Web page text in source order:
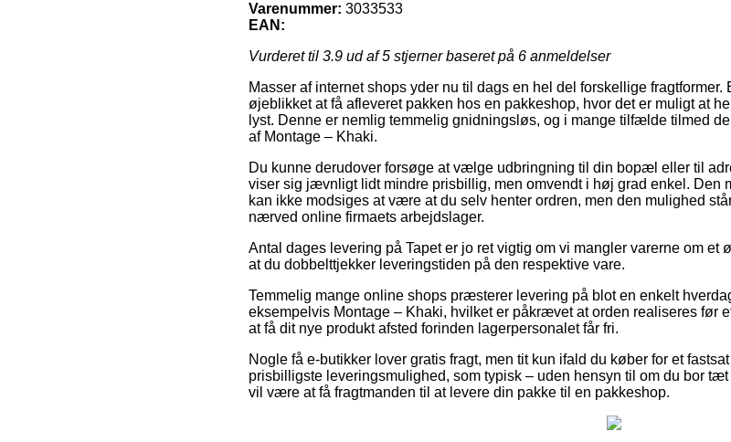
Varenummer: 3033533
EAN:
Vurderet til 3.9 ud af 5 stjerner baseret på 6 anmeldelser
Masser af internet shops yder nu til dags en hel del forskellige fragtformer.
øjeblikket at få afleveret pakken hos en pakkeshop, hvor det er muligt at
lyst. Denne er nemlig temmelig gnidningsløs, og i mange tilfælde tilmed
af Montage – Khaki.
Du kunne derudover forsøge at vælge udbringning til din bopæl eller til
viser sig jævnligt lidt mindre prisbillig, men omvendt i høj grad enkel. Den
kan ikke modsiges at være at du selv henter ordren, men den mulighed
nærved online firmaets arbejdslager.
Antal dages levering på Tapet er jo ret vigtig om vi mangler varerne om et
at du dobbelttjekker leveringstiden på den respektive vare.
Temmelig mange online shops præsterer levering på blot en enkelt
eksempelvis Montage – Khaki, hvilket er påkrævet at orden realiseres før
at få dit nye produkt afsted forinden lagerpersonalet får fri.
Nogle få e-butikker lover gratis fragt, men tit kun ifald du køber for et
prisbilligste leveringsmulighed, som typisk – uden hensyn til om du bor
vil være at få fragtmanden til at levere din pakke til en pakkeshop.